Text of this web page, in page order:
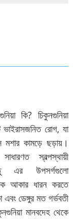
কি? চিকুনগুনিয়া
ভাইরাসজনিত রোগ, যা
মশার কামড়ে ছড়ায়।
স্বল্পস্থায়ী
এর উপসর্গগুলো
আকার ধারন করতে
ডেঙ্গুর মত গর্ভবতী
মানবদেহ থেকে